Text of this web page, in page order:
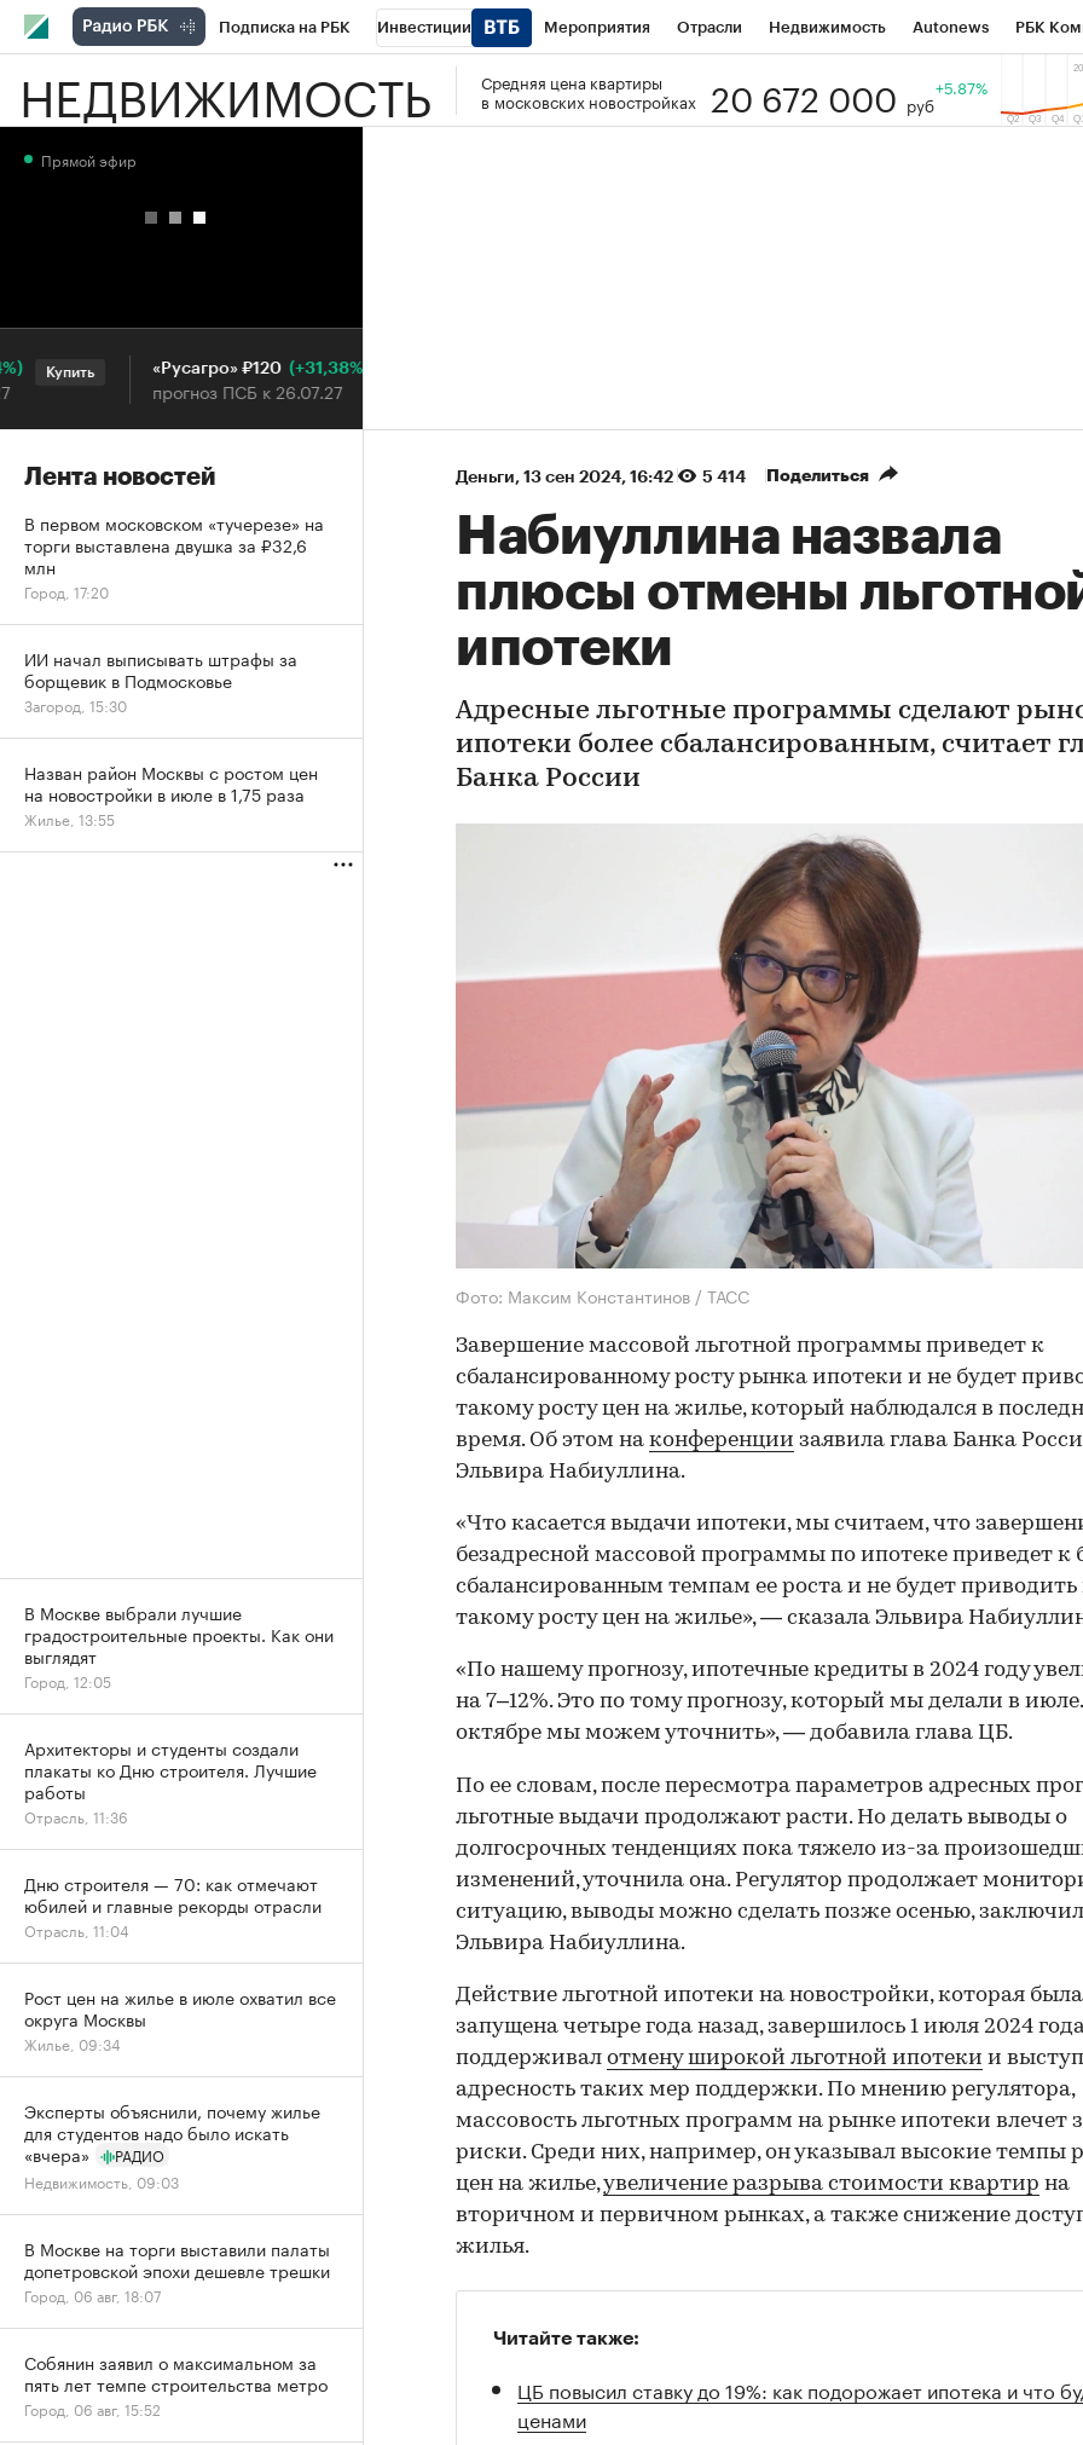
Подписка на РБК Инвестиции Мероприятия Отрасли Недвижимость Autonews РБК
РБК Вино Спорт Школа управления РБК РБК Образование Тренды
НЕДВИЖИМОСТЬ
Средняя цена квартиры
в московских новостройках
20 672 000 руб
+5.87%
Деньги⁠, 13 сен 2024, 16:42 5 414 Поделиться
Набиуллина назвала
плюсы отмены
ипотеки
Адресные льготные программы сделают
ипотеки более сбалансированным, считает
Банка России
Фото: Максим Константинов / ТАСС
Завершение массовой льготной программы приведет к
сбалансированному росту рынка ипотеки и не будет
такому росту цен на жилье, который наблюдался в
время. Об этом на конференции заявила глава Банка
Эльвира Набиуллина.
«Что касается выдачи ипотеки, мы считаем, что
безадресной массовой программы по ипотеке приведет к
сбалансированным темпам ее роста и не будет приводить
такому росту цен на жилье», — сказала Эльвира
«По нашему прогнозу, ипотечные кредиты в 2024 году
на 7–12%. Это по тому прогнозу, который мы делали в
октябре мы можем уточнить», — добавила глава ЦБ.
По ее словам, после пересмотра параметров адресных
льготные выдачи продолжают расти. Но делать выводы о
долгосрочных тенденциях пока тяжело из-за
изменений, уточнила она. Регулятор продолжает
ситуацию, выводы можно сделать позже осенью,
Эльвира Набиуллина.
Действие льготной ипотеки на новостройки, которая была
запущена четыре года назад, завершилось 1 июля 2024
поддерживал отмену широкой льготной ипотеки и
адресность таких мер поддержки. По мнению регулятора,
массовость льготных программ на рынке ипотеки влечет
риски. Среди них, например, он указывал высокие темпы
цен на жилье,увеличение разрыва стоимости квартир на
вторичном и первичном рынках, а также снижение
жилья.
Читайте также:
ЦБ повысил ставку до 19%: как подорожает ипотека и что
ценами
Прямой эфир
Купить «Русагро» ₽120 (+31,38%)
прогноз ПСБ к 26.07.27
Лента новостей
В первом московском «тучерезе» на
торги выставлена двушка за ₽32,6
млн
Город, 17:20
ИИ начал выписывать штрафы за
борщевик в Подмосковье
Загород, 15:30
Назван район Москвы с ростом цен
на новостройки в июле в 1,75 раза
Жилье, 13:55
В Москве выбрали лучшие
градостроительные проекты. Как они
выглядят
Город, 12:05
Архитекторы и студенты создали
плакаты ко Дню строителя. Лучшие
работы
Отрасль, 11:36
Дню строителя — 70: как отмечают
юбилей и главные рекорды отрасли
Отрасль, 11:04
Рост цен на жилье в июле охватил все
округа Москвы
Жилье, 09:34
Эксперты объяснили, почему жилье
для студентов надо было искать
«вчера»
РАДИО
Недвижимость, 09:03
В Москве на торги выставили палаты
допетровской эпохи дешевле трешки
Город, 06 авг, 18:07
Собянин заявил о максимальном за
пять лет темпе строительства метро
Город, 06 авг, 15:52